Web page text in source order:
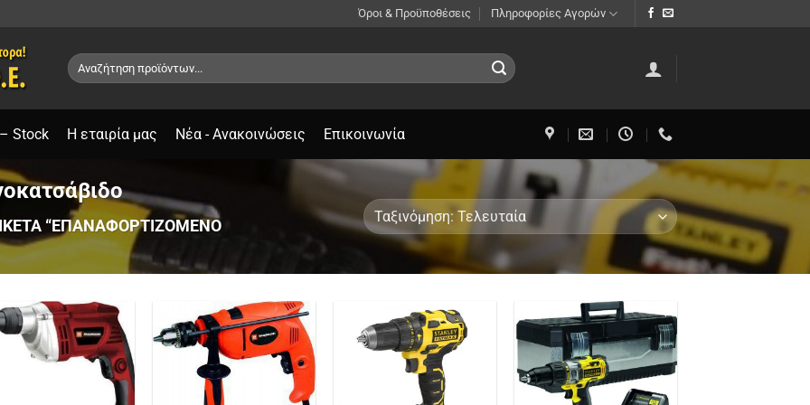
Όροι & Προϋποθέσεις Πληροφορίες Αγορών
Αναζήτηση
για:
Stock Η εταιρία μας Νέα - Ανακοινώσεις Επικοινωνία
“ΕΠΑΝΑΦΟΡΤΙΖΌΜΕΝΟ